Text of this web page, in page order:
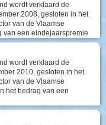
wordt verklaard de
2008, gesloten in het
van de Vlaamse
van een eindejaarspremie
wordt verklaard de
2010, gesloten in het
van de Vlaamse
het bedrag van een